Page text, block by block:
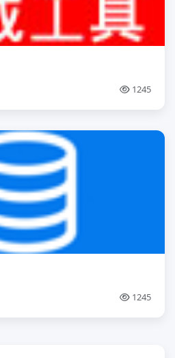
1245
1245